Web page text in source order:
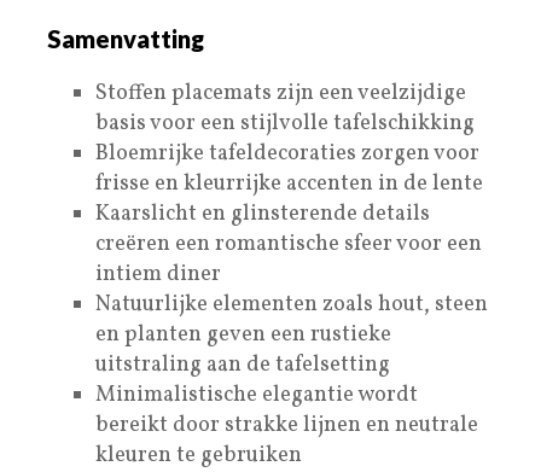
Samenvatting
Stoffen placemats zijn een veelzijdige
basis voor een stijlvolle tafelschikking
Bloemrijke tafeldecoraties zorgen voor
frisse en kleurrijke accenten in de lente
Kaarslicht en glinsterende details
creëren een romantische sfeer voor een
intiem diner
Natuurlijke elementen zoals hout, steen
en planten geven een rustieke
uitstraling aan de tafelsetting
Minimalistische elegantie wordt
bereikt door strakke lijnen en neutrale
kleuren te gebruiken